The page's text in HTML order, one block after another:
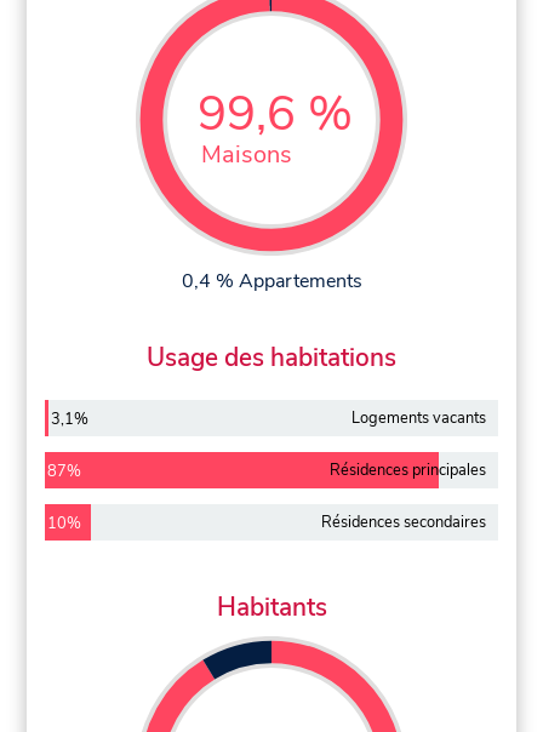
99,6 %
Maisons
0,4 % Appartements
Usage des habitations
3,1% Logements vacants
87% Résidences principales
10% Résidences secondaires
Habitants